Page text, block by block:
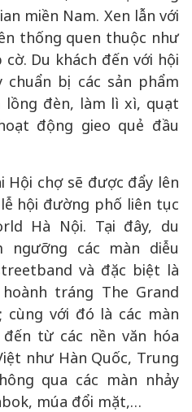
miền Nam. Xen lẫn với
thống quen thuộc như
Du khách đến với hội
bị các sản phẩm
lồng đèn, làm lì xì, quạt
động gieo quẻ đầu
Hội chợ sẽ được đẩy lên
hội đường phố liên tục
Hà Nội. Tại đây, du
ngưỡng các màn diễu
và đặc biệt là
tráng The Grand
cùng với đó là các màn
từ các nền văn hóa
như Hàn Quốc, Trung
qua các màn nhảy
múa đổi mặt,…